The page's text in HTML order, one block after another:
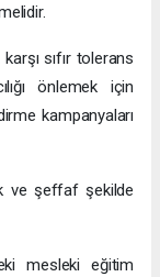
sıfır tolerans
önlemek için
kampanyaları
ve şeffaf şekilde
mesleki eğitim